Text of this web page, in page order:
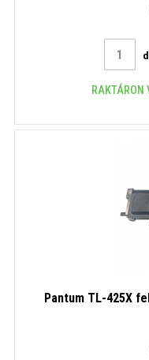
RAKTÁRON
Pantum TL-425X